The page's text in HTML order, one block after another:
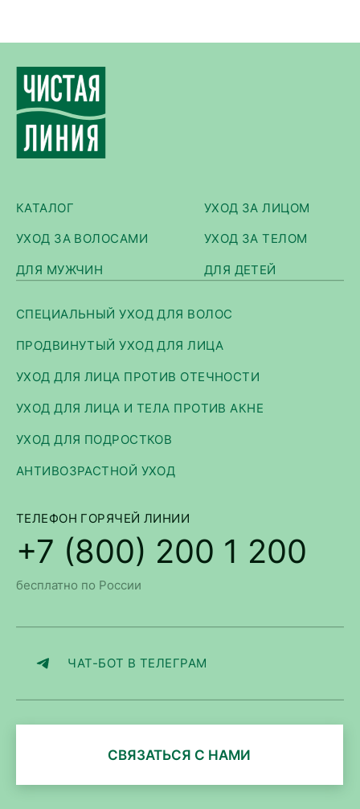
КАТАЛОГ УХОД ЗА ЛИЦОМ
УХОД ЗА ВОЛОСАМИ УХОД ЗА ТЕЛОМ
ДЛЯ МУЖЧИН ДЛЯ ДЕТЕЙ
СПЕЦИАЛЬНЫЙ УХОД ДЛЯ ВОЛОС
ПРОДВИНУТЫЙ УХОД ДЛЯ ЛИЦА
УХОД ДЛЯ ЛИЦА ПРОТИВ ОТЕЧНОСТИ
УХОД ДЛЯ ЛИЦА И ТЕЛА ПРОТИВ АКНЕ
УХОД ДЛЯ ПОДРОСТКОВ
АНТИВОЗРАСТНОЙ УХОД
ТЕЛЕФОН ГОРЯЧЕЙ ЛИНИИ
+7 (800) 200 1 200
бесплатно по России
ЧАТ-БОТ В ТЕЛЕГРАМ
СВЯЗАТЬСЯ С НАМИ